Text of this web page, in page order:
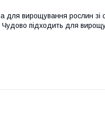
вирощування рослин зі
Чудово підходить для